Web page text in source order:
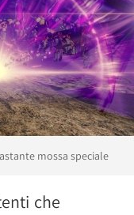
mossa speciale
che